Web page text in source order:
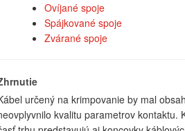
Ovíjané spoje
Spájkované spoje
Zvárané spoje
určený na krimpovanie by mal
kvalitu parametrov kontaktu.